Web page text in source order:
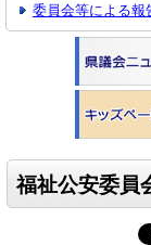
委員会等による報
福祉公安委員